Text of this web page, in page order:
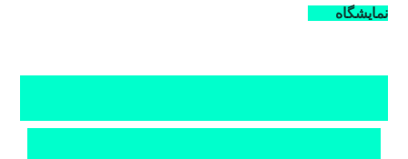
نمایشگاه